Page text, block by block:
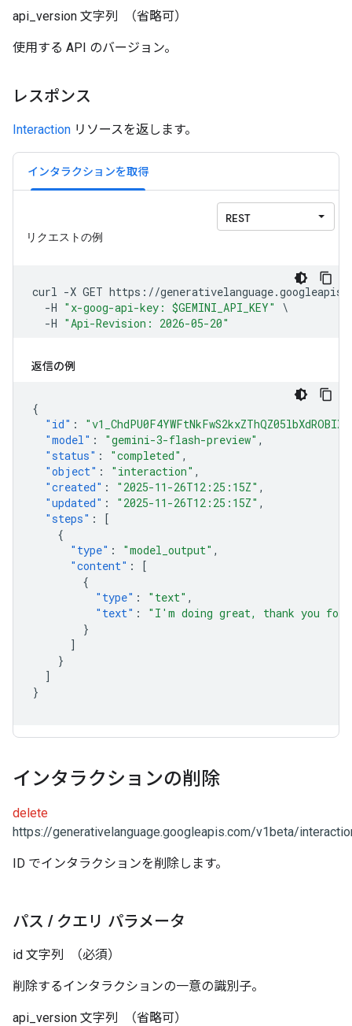
api_version 文字列 （省略可）
使用する API のバージョン。
レスポンス
Interaction リソースを返します。
インタラクションを取得
返信の例
{
"id" :
"model" : "gemini-3-flash-preview" ,
"status" : "completed" ,
"object" : "interaction" ,
"created" : "2025-11-26T12:25:15Z" ,
"updated" : "2025-11-26T12:25:15Z" ,
"steps" :
[
{
"type" : "model_output" ,
"content" :
[
{
"type" : "text" ,
"text" :
"I'm doing great, thank you for
}
]
}
]
}
インタラクションの削除
delete
https://generativelanguage.googleapis.com/v1beta/
ID でインタラクションを削除します。
パス /クエリ パラメータ
id 文字列 （必須）
削除するインタラクションの一意の識別子。
api_version 文字列 （省略可）